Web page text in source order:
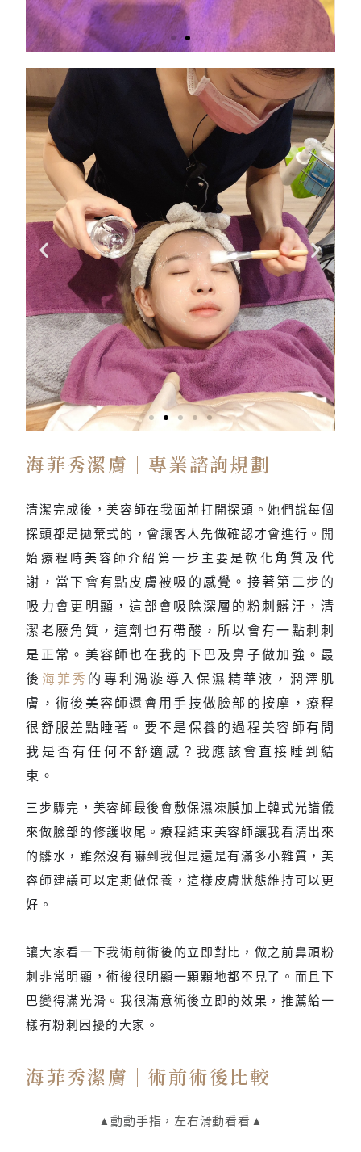
修復凍膜
海菲秀潔膚｜專業諮詢規劃
清潔完成後，美容師在我面前打開探頭。她們說每個
探頭都是拋棄式的，會讓客人先做確認才會進行。開
始療程時美容師介紹第一步主要是軟化 角質及代
謝，當下會有點皮膚被吸的感覺。接著第二步的
吸力會更明顯，這部會吸除深層的粉刺髒汙，清
潔老廢角質，這劑也有帶酸，所以會有一點刺刺
是正常。美容師也在我的下巴及鼻子做加強。最
後 海菲秀 的專利渦漩導入保濕精華液，潤澤肌
膚，術後美容師還會用手技做臉部的按摩，療程
很舒服差點睡著。要不是保養的過程美容師有問
我是否有任何不舒適感？我應該會直接睡到結
束。
三步驟完，美容師最後會敷保濕凍膜加上韓式光譜儀
來做臉部的修護收尾。療程結束美容師讓我看清出來
的髒水，雖然沒有嚇到我但是還是有滿多小雜質，美
容師建議可以定期做保養，這樣皮膚狀態維持可以更
好。
讓大家看一下我術前術後的立即對比，做之前鼻頭粉
刺非常明顯，術後很明顯一顆顆地都不見了。而且下
巴變得滿光滑。我很滿意術後立即的效果，推薦給一
樣有粉刺困擾的大家。
海菲秀潔膚｜術前術後比較
▲動動手指，左右滑動看看▲